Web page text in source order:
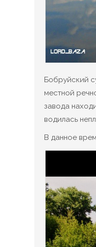
Бобруйский
местной
завода
водилась
В данное